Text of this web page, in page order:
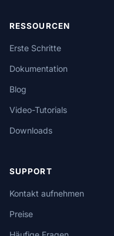
RESSOURCEN
Erste Schritte
Dokumentation
Blog
Video-Tutorials
Downloads
SUPPORT
Kontakt aufnehmen
Preise